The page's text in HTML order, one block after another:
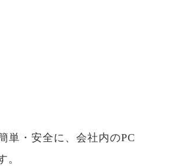
単・安全に、会社内のPC
。